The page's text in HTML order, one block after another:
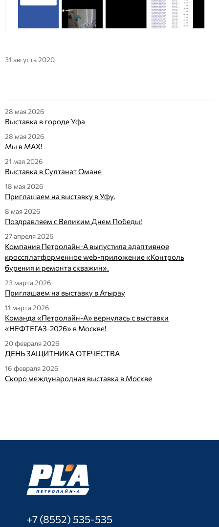
31 августа 2020
28 мая 2026
Выставка в городе Уфа
28 мая 2026
Мы в МАX!
21 мая 2026
Выставка в Султанат Омане
18 мая 2026
Приглашаем на выставку в Уфу.
8 мая 2026
Поздравляем с Великим Днем Победы!
27 апреля 2026
Компания Петролайн-А выпустила адаптивное
кроссплатформенное web-приложение «Контроль
бурения и ремонта скважин».
23 марта 2026
Приглашаем на выставку в Атырау
11 марта 2026
Команда «Петролайн-А» вернулась с выставки
«НЕФТЕГАЗ-2026» в Москве!
20 февраля 2026
ДЕНЬ ЗАЩИТНИКА ОТЕЧЕСТВА
16 февраля 2026
Скоро международная выставка в Москве
+7 (8552) 535-535